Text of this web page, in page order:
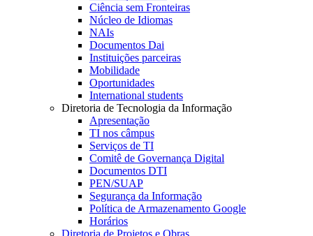
Ciência sem Fronteiras
Núcleo de Idiomas
NAIs
Documentos Dai
Instituições parceiras
Mobilidade
Oportunidades
International students
Diretoria de Tecnologia da Informação
Apresentação
TI nos câmpus
Serviços de TI
Comitê de Governança Digital
Documentos DTI
PEN/SUAP
Segurança da Informação
Política de Armazenamento Google
Horários
Diretoria de Projetos e Obras